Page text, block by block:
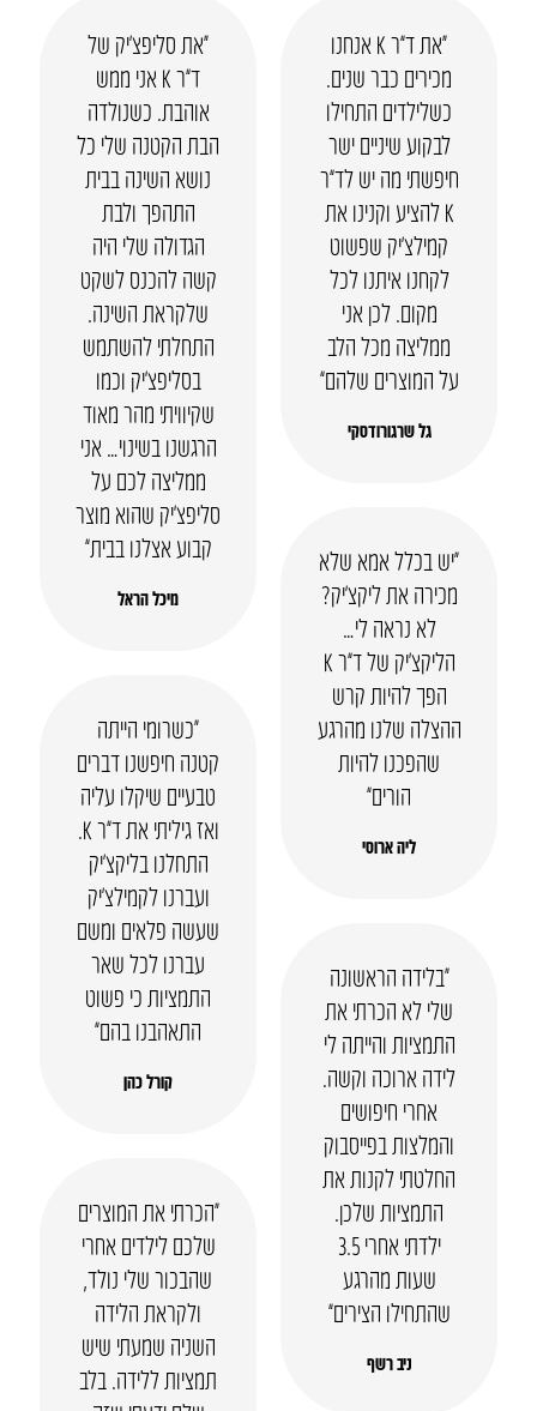
“את ד”ר K אנחנו
מכירים כבר שנים.
כשלילדים התחילו
לבקוע שיניים ישר
חיפשתי מה יש לד”ר
K להציע וקנינו את
קמילצ’יק שפשוט
לקחנו איתנו לכל
מקום. לכן אני
ממליצה מכל הלב
על המוצרים שלהם”
גל שרגורודסקי
“את סליפצ’יק של
ד”ר K אני ממש
אוהבת. כשנולדה
הבת הקטנה שלי כל
נושא השינה בבית
התהפך ולבת
הגדולה שלי היה
קשה להכנס לשקט
שלקראת השינה.
התחלתי להשתמש
בסליפצ’יק וכמו
שקיוויתי מהר מאוד
הרגשנו בשינוי… אני
ממליצה לכם על
סליפצ’יק שהוא מוצר
קבוע אצלנו בבית”
מיכל הראל
“יש בכלל אמא שלא
מכירה את ליקצ’יק?
לא נראה לי…
הליקצ’יק של ד”ר K
הפך להיות קרש
ההצלה שלנו מהרגע
שהפכנו להיות
הורים”
ליה ארוסי
“כשרומי הייתה
קטנה חיפשנו דברים
טבעיים שיקלו עליה
התחלנו בליקצ’יק
ועברנו לקמילצ’יק
שעשה פלאים ומשם
עברנו לכל שאר
התמציות כי פשוט
התאהבנו בהם”
קורל כהן
“בלידה הראשונה
שלי לא הכרתי את
התמציות והייתה לי
לידה ארוכה וקשה.
אחרי חיפושים
והמלצות בפייסבוק
החלטתי לקנות את
התמציות שלכן.
ילדתי אחרי 3.5
שעות מהרגע
שהתחילו הצירים”
ניב רשף
“הכרתי את המוצרים
שלכם לילדים אחרי
שהבכור שלי נולד,
ולקראת הלידה
השניה שמעתי שיש
תמציות ללידה. בלב